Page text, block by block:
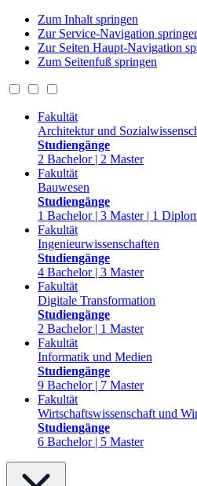
Zum Inhalt springen
Zur Service-Navigation
Zur Seiten Haupt-Navigation
Zum Seitenfuß springen
Fakultät
Architektur und
Studiengänge
2 Bachelor | 2 Master
Fakultät
Bauwesen
Studiengänge
1 Bachelor | 3 Master | 1
Fakultät
Ingenieurwissenschaften
Studiengänge
4 Bachelor | 3 Master
Fakultät
Digitale Transformation
Studiengänge
2 Bachelor | 1 Master
Fakultät
Informatik und Medien
Studiengänge
9 Bachelor | 7 Master
Fakultät
Wirtschaftswissenschaft und
Studiengänge
6 Bachelor | 5 Master